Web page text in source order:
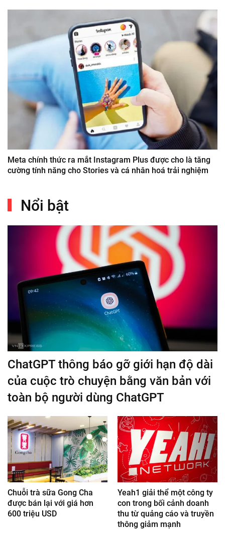
Meta chính thức ra mắt Instagram Plus được cho là tăng
cường tính năng cho Stories và cá nhân hoá trải nghiệm
Nổi bật
ChatGPT thông báo gỡ giới hạn độ dài
của cuộc trò chuyện bằng văn bản với
toàn bộ người dùng ChatGPT
Chuỗi trà sữa Gong Cha
được bán lại với giá hơn
600 triệu USD
Yeah1 giải thể một công ty
con trong bối cảnh doanh
thu từ quảng cáo và truyền
thông giảm mạnh